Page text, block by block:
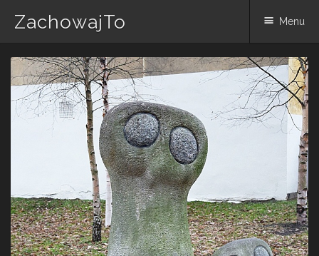
ZachowajTo Menu
Skip
to
content